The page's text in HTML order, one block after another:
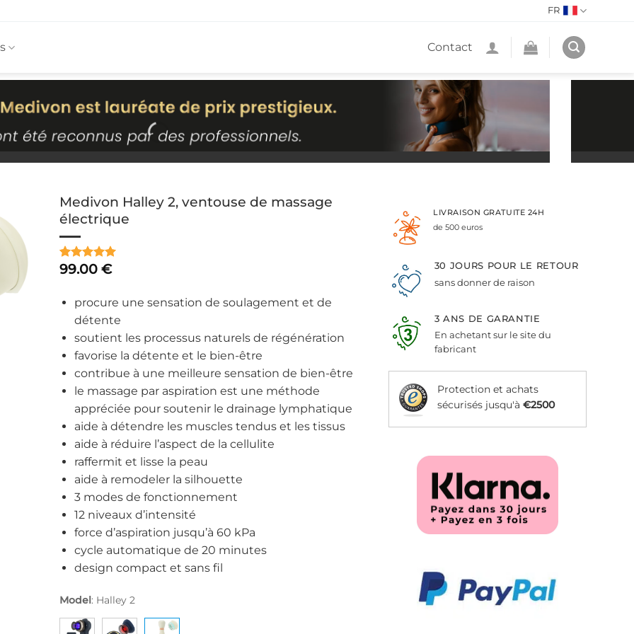
FR
Contact
Medivon Halley 2, ventouse de massage
électrique
Noté5sur
1
client
99.00 €
procure une sensation de soulagement et de
détente
soutient les processus naturels de régénération
favorise la détente et le bien-être
contribue à une meilleure sensation de bien-être
le massage par aspiration est une méthode
appréciée pour soutenir le drainage lymphatique
aide à détendre les muscles tendus et les tissus
aide à réduire l’aspect de la cellulite
raffermit et lisse la peau
aide à remodeler la silhouette
3 modes de fonctionnement
12 niveaux d’intensité
force d’aspiration jusqu’à 60 kPa
cycle automatique de 20 minutes
design compact et sans fil
Model: Halley 2
LIVRAISON GRATUITE 24H
de 500 euros
30 JOURS POUR LE RETOUR
sans donner de raison
3 ANS DE GARANTIE
En achetant sur le site du
fabricant
Protection et achats
sécurisés jusqu'à €2500